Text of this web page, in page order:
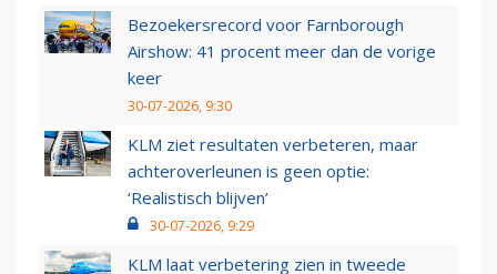
Bezoekersrecord voor Farnborough
Airshow: 41 procent meer dan de vorige
keer
30-07-2026, 9:30
KLM ziet resultaten verbeteren, maar
achteroverleunen is geen optie:
‘Realistisch blijven’
30-07-2026, 9:29
KLM laat verbetering zien in tweede